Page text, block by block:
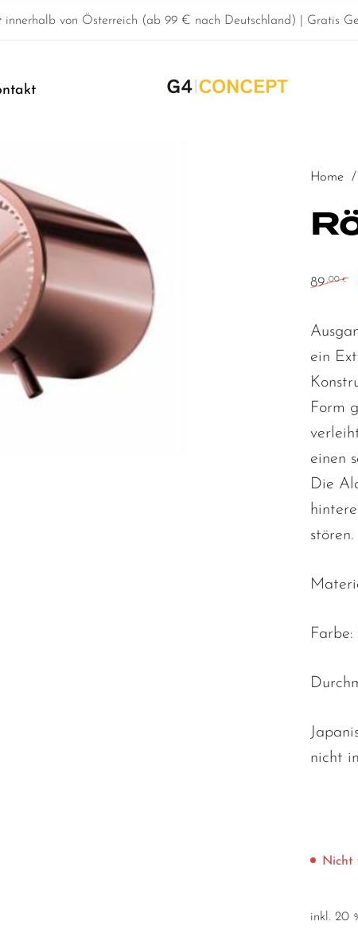
innerhalb von Österreich (ab 99 € nach Deutschland) | Gratis
Home /
89,00€
ein
Form
einen
Die
stören.
nicht
Nicht
inkl. 20